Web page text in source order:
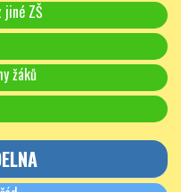
jiné ZŠ
žáků